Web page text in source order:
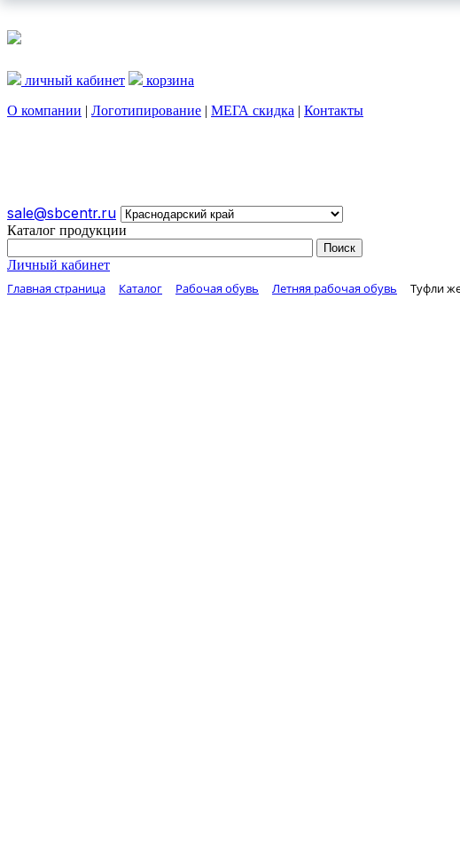
личный кабинет
корзина
О компании | Логотипирование | МЕГА скидка | Контакты
sale@sbcentr.ru
Каталог продукции
Личный кабинет
Главная страница Каталог Рабочая обувь Летняя рабочая обувь Туфли